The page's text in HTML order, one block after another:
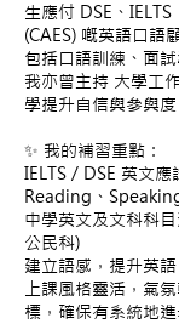
生應付 DSE、
(CAES) 嘅英語口語
包括口語訓練、面
我亦曾主持 大學工
學提升自信與參與度
✨ 我的補習重點：
IELTS / DSE 英文
Reading、
中學英文及文科科
公民科)
建立語感，提升英
上課風格靈活，氣
標，確保有系統地進